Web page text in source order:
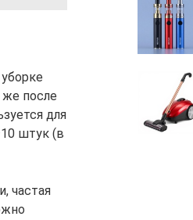
же после
для
штук (в
частая